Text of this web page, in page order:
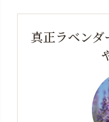
真正ラベンダ